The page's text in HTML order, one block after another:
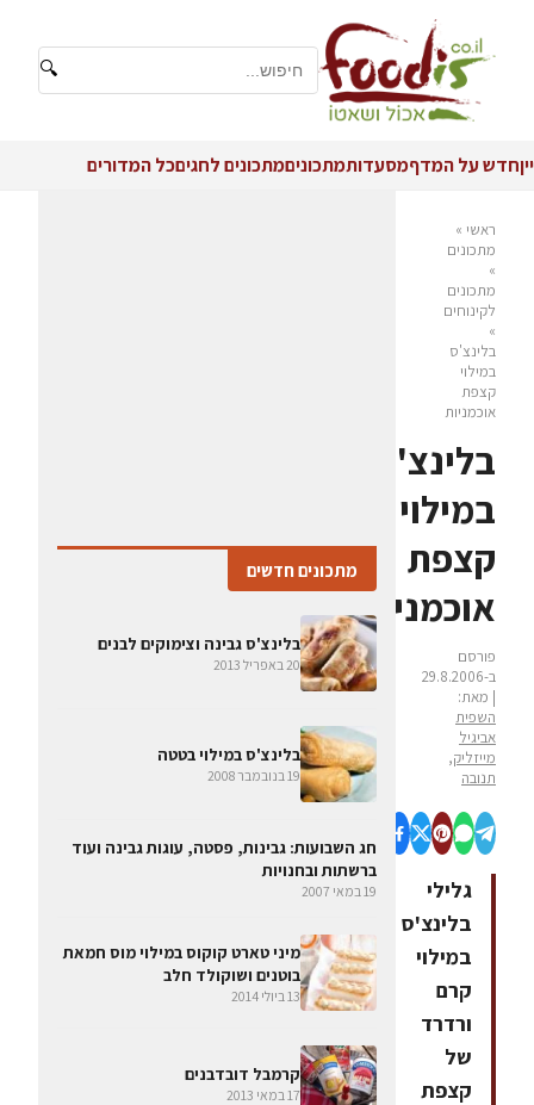
🔍
ייןחדש על המדףמסעדותמתכוניםמתכונים לחגיםכל המדורים
ראשי »
מתכונים
»
מתכונים
לקינוחים
»
בלינצ'ס
במילוי
קצפת
אוכמניות
בלינצ'ס
במילוי
קצפת
אוכמניות
פורסם
ב-29.8.2006
| מאת:
השפית
אביגיל
מייזליק,
תנובה
גלילי
בלינצ'ס
במילוי
קרם
ורדרד
של
קצפת
מתכונים חדשים
בלינצ'ס גבינה וצימוקים לבנים
20 באפריל 2013
בלינצ'ס במילוי בטטה
19 בנובמבר 2008
חג השבועות: גבינות, פסטה, עוגות גבינה ועוד
ברשתות ובחנויות
19 במאי 2007
מיני טארט קוקוס במילוי מוס חמאת
בוטנים ושוקולד חלב
13 ביולי 2014
קרמבל דובדבנים
17 במאי 2013